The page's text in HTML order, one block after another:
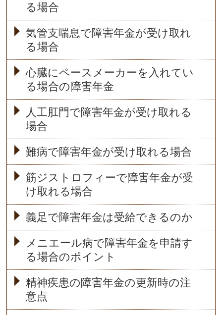
る場合
気管支喘息で障害年金が受け取れ
る場合
心臓にペースメーカーを入れてい
る場合の障害年金
人工肛門で障害年金が受け取れる
場合
難病で障害年金が受け取れる場合
筋ジストロフィーで障害年金が受
け取れる場合
義足で障害年金は受給できるのか
メニエール病で障害年金を申請す
る場合のポイント
精神疾患の障害年金の更新時の注
意点